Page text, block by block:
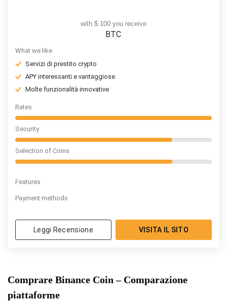
with $ 100 you receive
BTC
What we like
Servizi di prestito crypto
APY interessanti e vantaggiose
Molte funzionalità innovative
Rates
Security
Selection of Coins
Features
Payment methods
Leggi Recensione VISITA IL SITO
Comprare Binance Coin – Comparazione
piattaforme